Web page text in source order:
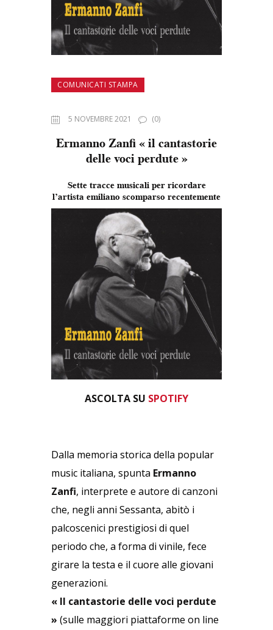
COMUNICATI STAMPA
5 NOVEMBRE 2021 (0)
Ermanno Zanfi « il cantastorie
delle voci perdute »
Sette tracce musicali per ricordare
l’artista emiliano scomparso recentemente
ASCOLTA SU SPOTIFY
Dalla memoria storica della popular
music italiana, spunta Ermanno
Zanfi, interprete e autore di canzoni
che, negli anni Sessanta, abitò i
palcoscenici prestigiosi di quel
periodo che, a forma di vinile, fece
girare la testa e il cuore alle giovani
generazioni.
« Il cantastorie delle voci perdute
» (sulle maggiori piattaforme on line